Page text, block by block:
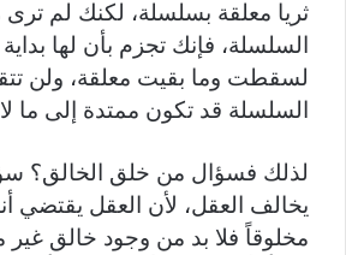
ثريا معلقة بسلسلة، لكنك لم ترى
السلسلة، فإنك تجزم بأن لها
لسقطت وما بقيت معلقة، ولن
السلسلة قد تكون ممتدة إلى ما لا
لذلك فسؤال من خلق الخالق؟
يخالف العقل، لأن العقل يقتضي
مخلوقاً فلا بد من وجود خالق